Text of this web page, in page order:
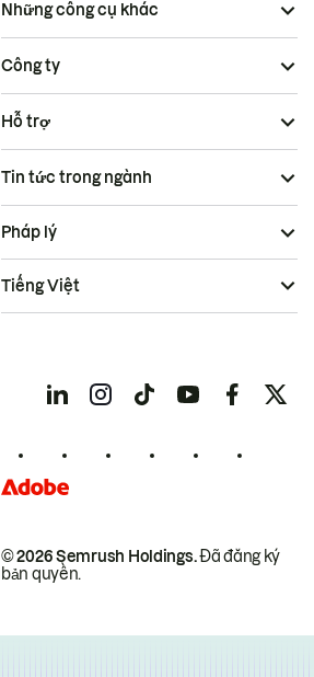
Những công cụ khác
Công ty
Hỗ trợ
Tin tức trong ngành
© 2026 Semrush Holdings.Đã đăng ký
bản quyền.
Pháp lý
Tiếng Việt